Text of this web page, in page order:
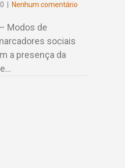
Nenhum comentário
Modos de
sociais
a presença da